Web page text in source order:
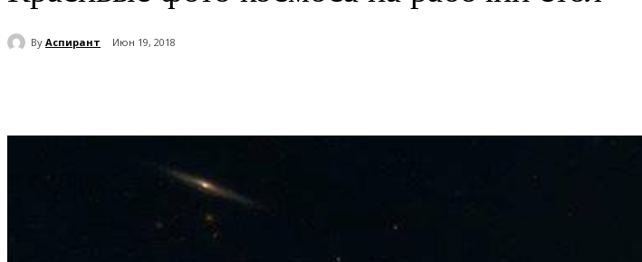
By Аспирант Июн 19, 2018